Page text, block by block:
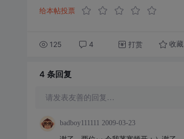
给本帖投票
125 4 打赏 收藏
4 条回复
请发表友善的回复…
badboy111111 2009-03-23